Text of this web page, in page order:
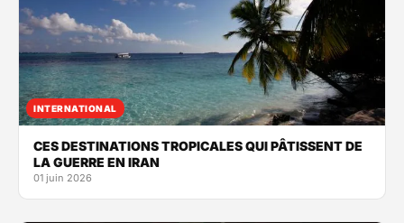
INTERNATIONAL
CES DESTINATIONS TROPICALES QUI PÂTISSENT DE
LA GUERRE EN IRAN
01 juin 2026